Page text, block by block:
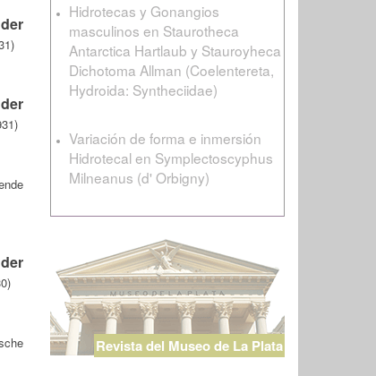
Hidrotecas y Gonangios
masculinos en Staurotheca
Antarctica Hartlaub y Stauroyheca
Dichotoma Allman (Coelentereta,
Hydroida: Syntheciidae)
Variación de forma e inmersión
Hidrotecal en Symplectoscyphus
Milneanus (d' Orbigny)
Revista del Museo de La Plata